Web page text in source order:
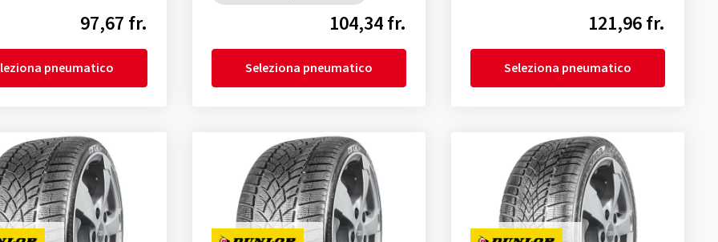
97,67 fr.
pneumatico
104,34 fr.
Seleziona pneumatico
121,96 fr.
Seleziona pneumatico